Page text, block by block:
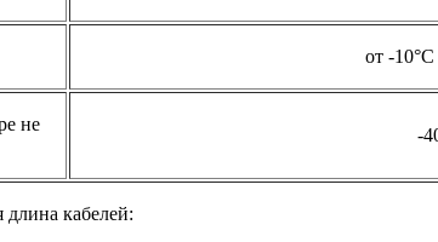
от -
не
-
длина кабелей: